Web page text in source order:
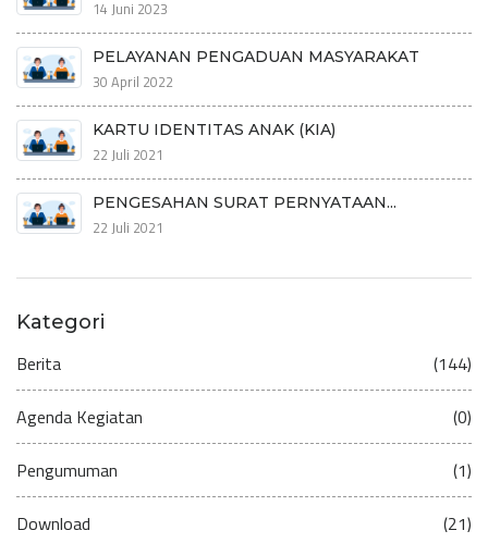
14 Juni 2023
PELAYANAN PENGADUAN MASYARAKAT
30 April 2022
KARTU IDENTITAS ANAK (KIA)
22 Juli 2021
PENGESAHAN SURAT PERNYATAAN...
22 Juli 2021
Kategori
Berita (144)
Agenda Kegiatan (0)
Pengumuman (1)
Download (21)